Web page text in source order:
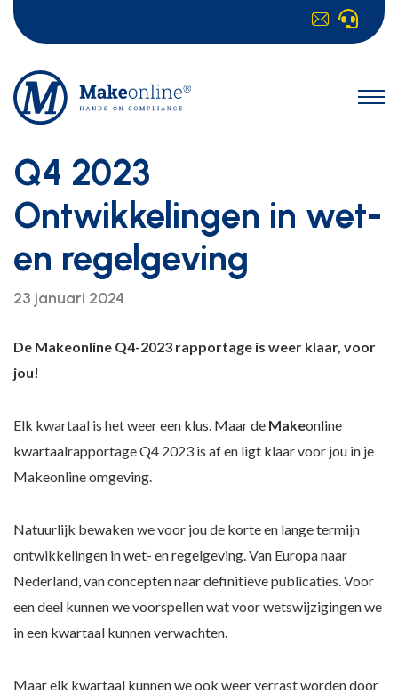
Q4 2023
Ontwikkelingen in wet-
en regelgeving
23 januari 2024
De Makeonline Q4-2023 rapportage is weer klaar, voor
jou!
Elk kwartaal is het weer een klus. Maar de Makeonline
kwartaalrapportage Q4 2023 is af en ligt klaar voor jou in je
Makeonline omgeving.
Natuurlijk bewaken we voor jou de korte en lange termijn
ontwikkelingen in wet- en regelgeving. Van Europa naar
Nederland, van concepten naar definitieve publicaties. Voor
een deel kunnen we voorspellen wat voor wetswijzigingen we
in een kwartaal kunnen verwachten.
Maar elk kwartaal kunnen we ook weer verrast worden door